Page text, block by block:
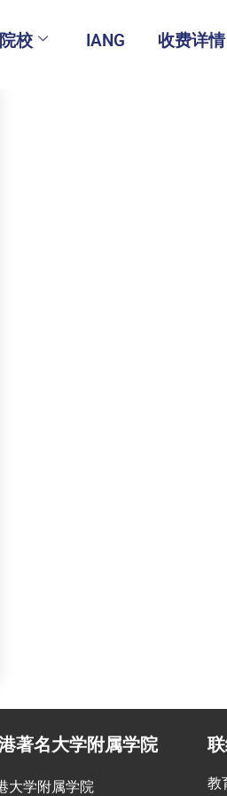
校 IANG 收费详情
著名大学附属学院
大学附属学院
教